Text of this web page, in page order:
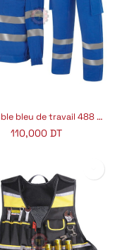
Ensemble bleu de travail 488 CCR/PCR Top
110,000 DT